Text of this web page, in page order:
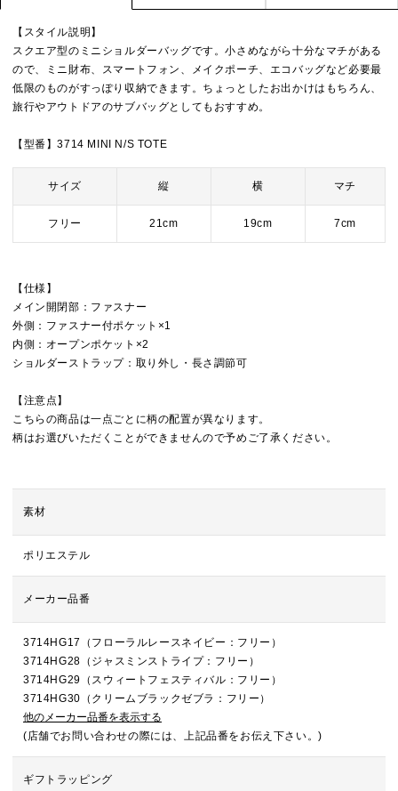
【スタイル説明】
スクエア型のミニショルダーバッグです。小さめながら十分なマチがある
ので、ミニ財布、スマートフォン、メイクポーチ、エコバッグなど必要最
低限のものがすっぽり収納できます。ちょっとしたお出かけはもちろん、
旅行やアウトドアのサブバッグとしてもおすすめ。
【型番】3714 MINI N/S TOTE
サイズ 縦 横 マチ
フリー 21cm 19cm 7cm
【仕様】
メイン開閉部：ファスナー
外側：ファスナー付ポケット×1
内側：オープンポケット×2
ショルダーストラップ：取り外し・長さ調節可
【注意点】
こちらの商品は一点ごとに柄の配置が異なります。
柄はお選びいただくことができませんので予めご了承ください。
素材
ポリエステル
メーカー品番
3714HG17（フローラルレースネイビー：フリー）
3714HG28（ジャスミンストライプ：フリー）
3714HG29（スウィートフェスティバル：フリー）
3714HG30（クリームブラックゼブラ：フリー）
他のメーカー品番を表示する
(店舗でお問い合わせの際には、上記品番をお伝え下さい。)
ギフトラッピング